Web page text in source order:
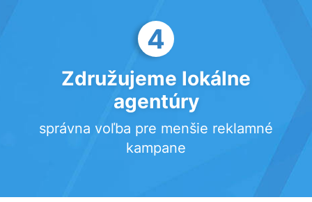
4
Združujeme lokálne
agentúry
správna voľba pre menšie reklamné
kampane